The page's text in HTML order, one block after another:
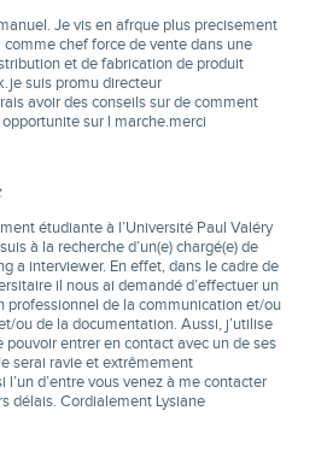
Je vis en afrque plus precisement
chef force de vente dans une
et de fabrication de produit
suis promu directeur
avoir des conseils sur de comment
sur l marche.merci
étudiante à l’Université Paul Valéry
à la recherche d’un(e) chargé(e) de
a interviewer. En effet, dans le cadre de
il nous ai demandé d’effectuer un
professionnel de la communication et/ou
ou de la documentation. Aussi, j’utilise
pouvoir entrer en contact avec un de ses
serai ravie et extrêmement
l’un d’entre vous venez à me contacter
délais. Cordialement Lysiane